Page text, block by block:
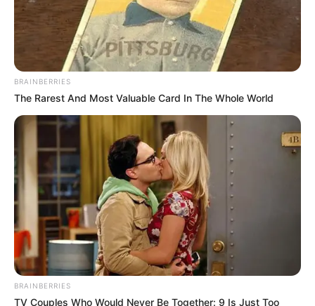
BRAINBERRIES
The Rarest And Most Valuable Card In The Whole World
BRAINBERRIES
TV Couples Who Would Never Be Together: 9 Is Just Too